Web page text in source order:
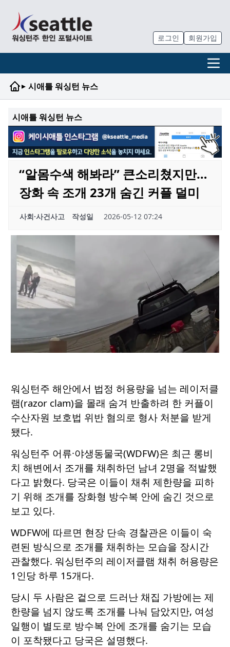
로그인 회원가입
▸ 시애틀 워싱턴 뉴스
시애틀 워싱턴 뉴스
“알몸수색 해봐라” 큰소리쳤지만…
장화 속 조개 23개 숨긴 커플 덜미
사회·사건사고 작성일 2026-05-12 07:24
워싱턴주 해안에서 법정 허용량을 넘는 레이저클
램(razor clam)을 몰래 숨겨 반출하려 한 커플이
수산자원 보호법 위반 혐의로 형사 처분을 받게
됐다.
워싱턴주 어류·야생동물국(WDFW)은 최근 롱비
치 해변에서 조개를 채취하던 남녀 2명을 적발했
다고 밝혔다. 당국은 이들이 채취 제한량을 피하
기 위해 조개를 장화형 방수복 안에 숨긴 것으로
보고 있다.
WDFW에 따르면 현장 단속 경찰관은 이들이 숙
련된 방식으로 조개를 채취하는 모습을 장시간
관찰했다. 워싱턴주의 레이저클램 채취 허용량은
1인당 하루 15개다.
당시 두 사람은 겉으로 드러난 채집 가방에는 제
한량을 넘지 않도록 조개를 나눠 담았지만, 여성
일행이 별도로 방수복 안에 조개를 숨기는 모습
이 포착됐다고 당국은 설명했다.